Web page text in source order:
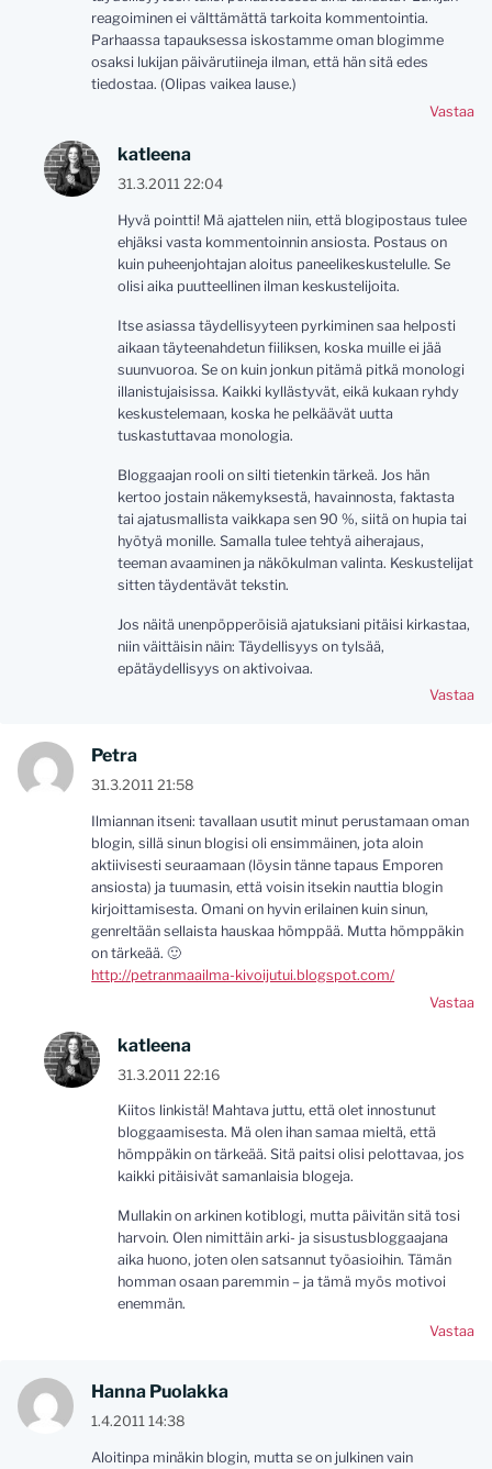
reagoiminen ei välttämättä tarkoita kommentointia.
Parhaassa tapauksessa iskostamme oman blogimme
osaksi lukijan päivärutiineja ilman, että hän sitä edes
tiedostaa. (Olipas vaikea lause.)
Vastaa
katleena
31.3.2011 22:04
Hyvä pointti! Mä ajattelen niin, että blogipostaus tulee
ehjäksi vasta kommentoinnin ansiosta. Postaus on
kuin puheenjohtajan aloitus paneelikeskustelulle. Se
olisi aika puutteellinen ilman keskustelijoita.
Itse asiassa täydellisyyteen pyrkiminen saa helposti
aikaan täyteenahdetun fiiliksen, koska muille ei jää
suunvuoroa. Se on kuin jonkun pitämä pitkä monologi
illanistujaisissa. Kaikki kyllästyvät, eikä kukaan ryhdy
keskustelemaan, koska he pelkäävät uutta
tuskastuttavaa monologia.
Bloggaajan rooli on silti tietenkin tärkeä. Jos hän
kertoo jostain näkemyksestä, havainnosta, faktasta
tai ajatusmallista vaikkapa sen 90 %, siitä on hupia tai
hyötyä monille. Samalla tulee tehtyä aiherajaus,
teeman avaaminen ja näkökulman valinta. Keskustelijat
sitten täydentävät tekstin.
Jos näitä unenpöpperöisiä ajatuksiani pitäisi kirkastaa,
niin väittäisin näin: Täydellisyys on tylsää,
epätäydellisyys on aktivoivaa.
Vastaa
Petra
31.3.2011 21:58
Ilmiannan itseni: tavallaan usutit minut perustamaan oman
blogin, sillä sinun blogisi oli ensimmäinen, jota aloin
aktiivisesti seuraamaan (löysin tänne tapaus Emporen
ansiosta) ja tuumasin, että voisin itsekin nauttia blogin
kirjoittamisesta. Omani on hyvin erilainen kuin sinun,
genreltään sellaista hauskaa hömppää. Mutta hömppäkin
on tärkeää. 🙂
http://petranmaailma-kivoijutui.blogspot.com/
Vastaa
katleena
31.3.2011 22:16
Kiitos linkistä! Mahtava juttu, että olet innostunut
bloggaamisesta. Mä olen ihan samaa mieltä, että
hömppäkin on tärkeää. Sitä paitsi olisi pelottavaa, jos
kaikki pitäisivät samanlaisia blogeja.
Mullakin on arkinen kotiblogi, mutta päivitän sitä tosi
harvoin. Olen nimittäin arki- ja sisustusbloggaajana
aika huono, joten olen satsannut työasioihin. Tämän
homman osaan paremmin – ja tämä myös motivoi
enemmän.
Vastaa
Hanna Puolakka
1.4.2011 14:38
Aloitinpa minäkin blogin, mutta se on julkinen vain